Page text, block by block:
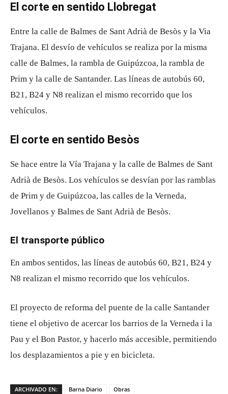
El corte en sentido Llobregat
Entre la calle de Balmes de Sant Adrià de Besòs y la Via
Trajana. El desvío de vehículos se realiza por la misma
calle de Balmes, la rambla de Guipúzcoa, la rambla de
Prim y la calle de Santander. Las líneas de autobús 60,
B21, B24 y N8 realizan el mismo recorrido que los
vehículos.
El corte en sentido Besòs
Se hace entre la Vía Trajana y la calle de Balmes de Sant
Adrià de Besòs. Los vehículos se desvían por las ramblas
de Prim y de Guipúzcoa, las calles de la Verneda,
Jovellanos y Balmes de Sant Adrià de Besòs.
El transporte público
En ambos sentidos, las líneas de autobús 60, B21, B24 y
N8 realizan el mismo recorrido que los vehículos.
El proyecto de reforma del puente de la calle Santander
tiene el objetivo de acercar los barrios de la Verneda i la
Pau y el Bon Pastor, y hacerlo más accesible, permitiendo
los desplazamientos a pie y en bicicleta.
ARCHIVADO EN: Barna Diario Obras